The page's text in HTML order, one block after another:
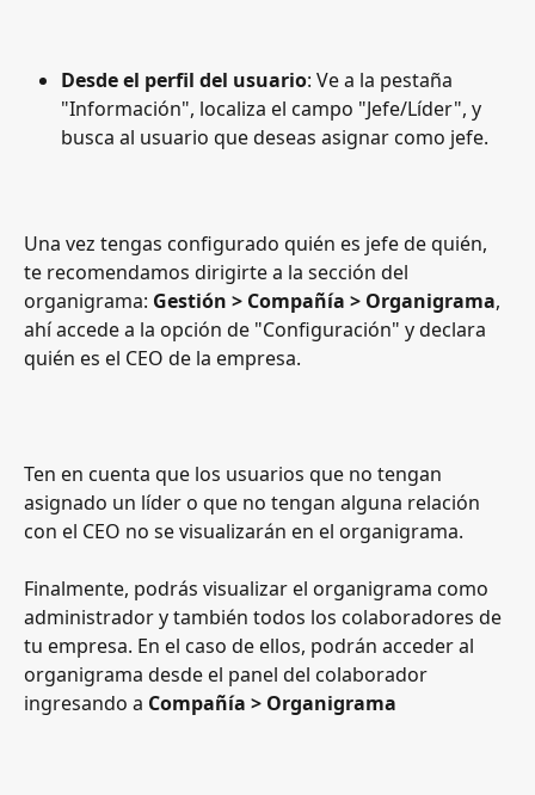
Desde el perfil del usuario: Ve a la pestaña
"Información", localiza el campo "Jefe/Líder", y
busca al usuario que deseas asignar como jefe.
Una vez tengas configurado quién es jefe de quién,
te recomendamos dirigirte a la sección del
organigrama: Gestión > Compañía > Organigrama,
ahí accede a la opción de "Configuración" y declara
quién es el CEO de la empresa.
Ten en cuenta que los usuarios que no tengan
asignado un líder o que no tengan alguna relación
con el CEO no se visualizarán en el organigrama.
Finalmente, podrás visualizar el organigrama como
administrador y también todos los colaboradores de
tu empresa. En el caso de ellos, podrán acceder al
organigrama desde el panel del colaborador
ingresando a Compañía > Organigrama